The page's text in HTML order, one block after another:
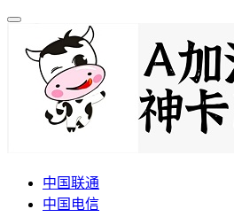
中国联通
中国电信